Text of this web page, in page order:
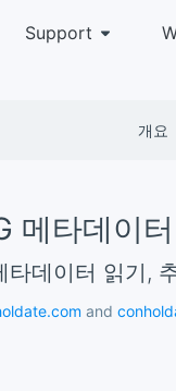
Support
개요
메타데이
타데이터 읽기,
and